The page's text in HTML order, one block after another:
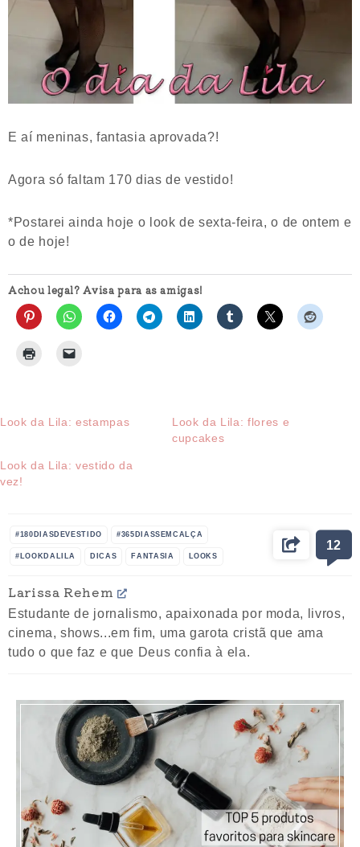
E aí meninas, fantasia aprovada?!
Agora só faltam 170 dias de vestido!
*Postarei ainda hoje o look de sexta-feira, o de ontem e
o de hoje!
Achou legal? Avisa para as amigas!
Look da Lila: estampas
Look da Lila: flores e
cupcakes
Look da Lila: vestido da
vez!
#180DIASDEVESTIDO #365DIASSEMCALÇA
#LOOKDALILA DICAS FANTASIA LOOKS
12
Larissa Rehem
Estudante de jornalismo, apaixonada por moda, livros,
cinema, shows...em fim, uma garota cristã que ama
tudo o que faz e que Deus confia à ela.